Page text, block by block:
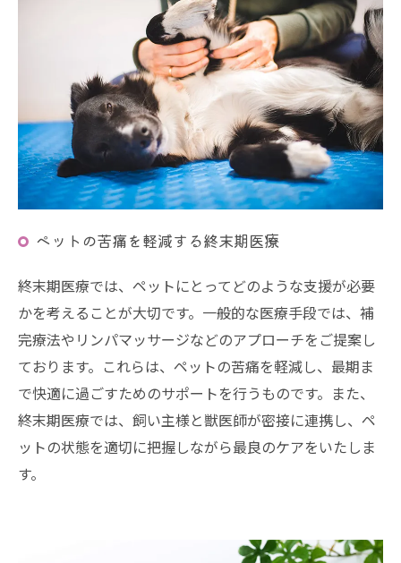
ペットの苦痛を軽減する終末期医療
終末期医療では、ペットにとってどのような支援が必要
かを考えることが大切です。一般的な医療手段では、補
完療法やリンパマッサージなどのアプローチをご提案し
ております。これらは、ペットの苦痛を軽減し、最期ま
で快適に過ごすためのサポートを行うものです。また、
終末期医療では、飼い主様と獣医師が密接に連携し、ペ
ットの状態を適切に把握しながら最良のケアをいたしま
す。